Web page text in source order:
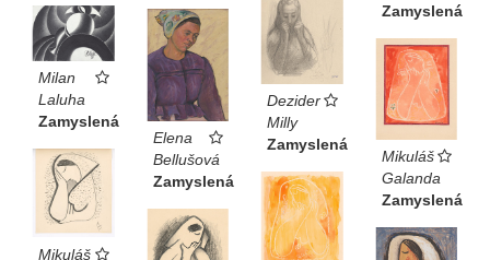
Zamyslená
Dezider
Milly
Zamyslená
Milan
Laluha
Zamyslená
Elena
Bellušová
Zamyslená
Mikuláš
Galanda
Zamyslená
Mikuláš